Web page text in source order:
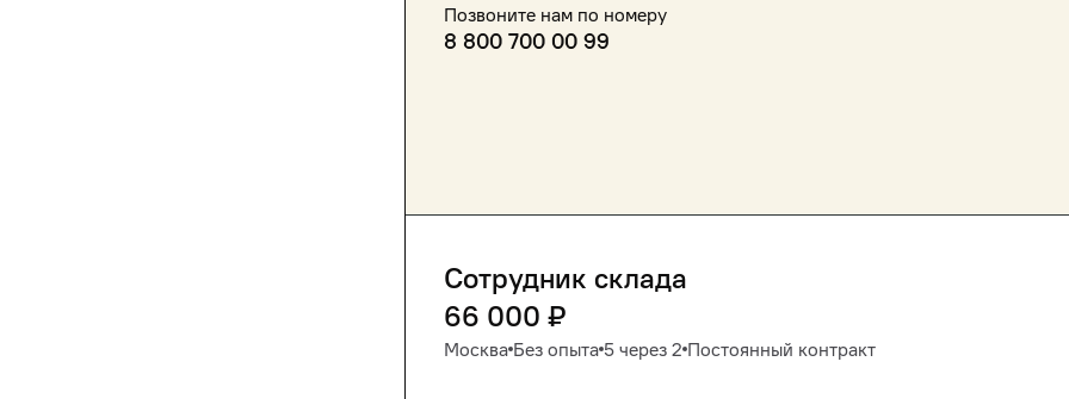
Позвоните нам по номеру
8 800 700 00 99
Сотрудник склада
66 000 ₽
Москва Без опыта 5 через 2 Постоянный контракт